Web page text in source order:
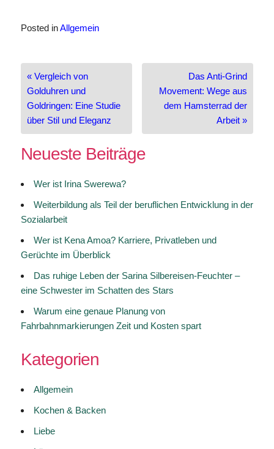
Posted inAllgemein
Beitragsnavigation
« Vergleich von
Golduhren und
Goldringen: Eine Studie
über Stil und Eleganz
Das Anti-Grind
Movement: Wege aus
dem Hamsterrad der
Arbeit »
Neueste Beiträge
Wer ist Irina Swerewa?
Weiterbildung als Teil der beruflichen Entwicklung in der
Sozialarbeit
Wer ist Kena Amoa? Karriere, Privatleben und
Gerüchte im Überblick
Das ruhige Leben der Sarina Silbereisen-Feuchter –
eine Schwester im Schatten des Stars
Warum eine genaue Planung von
Fahrbahnmarkierungen Zeit und Kosten spart
Kategorien
Allgemein
Kochen & Backen
Liebe